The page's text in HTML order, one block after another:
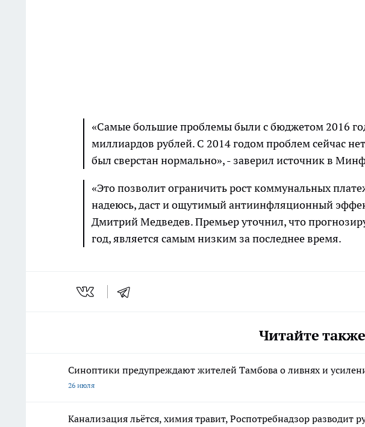
«Самые большие проблемы были с бюджетом 2016
миллиардов рублей. С 2014 годом проблем сейчас
был сверстан нормально», - заверил источник в
«Это позволит ограничить рост коммунальных
надеюсь, даст и ощутимый антиинфляционный
Дмитрий Медведев. Премьер уточнил, что
год, является самым низким за последнее время.
Читайте
Синоптики предупреждают жителей Тамбова о ливнях и
26 июля
Канализация льётся, химия травит, Роспотребнадзор разводит